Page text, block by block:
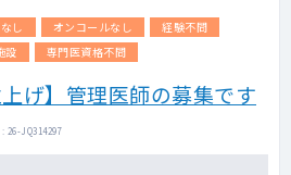
し オンコールなし
経験不問
設 専門医資格不問
げ】管理医師の募集です
26-JQ314297